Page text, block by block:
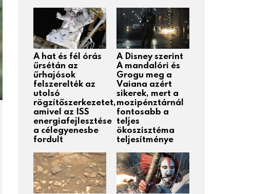
A hat és fél órás
űrsétán az
űrhajósok
felszerelték az
utolsó
rögzítőszerkezetet,
amivel az ISS
energiafejlesztése
a célegyenesbe
fordult
A Disney szerint
A mandalóri és
Grogu meg a
Vaiana azért
sikerek, mert a
mozipénztárnál
fontosabb a
teljes
ökoszisztéma
teljesítménye